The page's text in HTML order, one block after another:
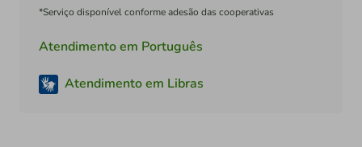
*Serviço disponível conforme adesão das cooperativas
Atendimento em Português
Atendimento em Libras